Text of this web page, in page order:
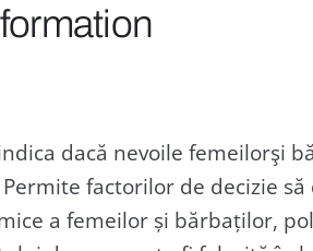
dacă nevoile femeilorşi
factorilor de decizie
a femeilor și bărbaților,